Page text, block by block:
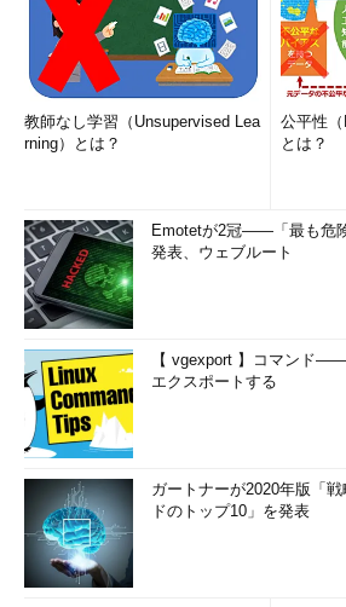
教師なし学習（Unsupervised Lea
rning）とは？
公平性（
とは？
Emotetが2冠――「最も危
発表、ウェブルート
【 vgexport 】コマンド
エクスポートする
ガートナーが2020年版「
ドのトップ10」を発表